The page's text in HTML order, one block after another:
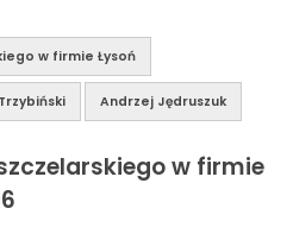
w firmie Łysoń
Andrzej Jędruszuk
w firmie